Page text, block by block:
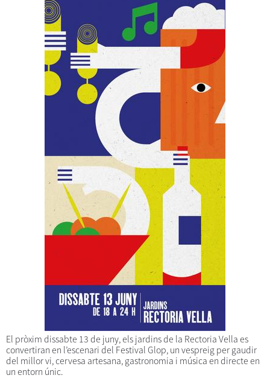
El pròxim dissabte 13 de juny, els jardins de la Rectoria Vella es
convertiran en l’escenari del Festival Glop, un vespreig per gaudir
del millor vi, cervesa artesana, gastronomia i música en directe en
un entorn únic.